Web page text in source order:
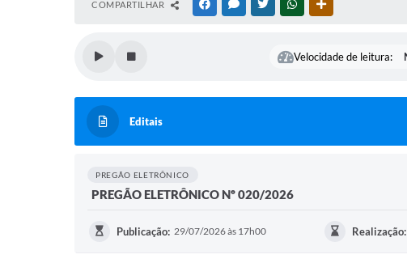
COMPARTILHAR FACEBOOKMESSENGER
TWITTERWHATSAPP
Velocidade de leitura:
Editais
PREGÃO ELETRÔNICO
PREGÃO ELETRÔNICO Nº 020/2026
Publicação: 29/07/2026 às 17h00 Realização: